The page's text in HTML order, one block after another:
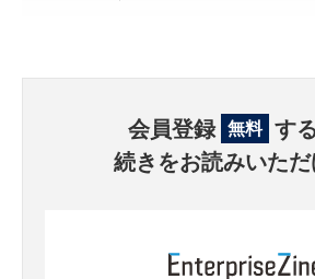
会員登録 無料 す
続きをお読みいた